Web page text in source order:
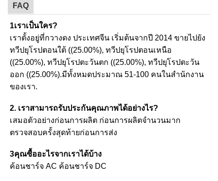
FAQ
1เราเป็นใคร?
เราตั้งอยู่ที่กวางดง ประเทศจีน เริ่มต้นจากปี 2014 ขายไปยัง
ทวีปยุโรปตอนใต้ ((25.00%), ทวีปยุโรปตอนเหนือ
((25.00%), ทวีปยุโรปตะวันตก ((25.00%), ทวีปยุโรปตะวัน
ออก ((25.00%).มีทั้งหมดประมาณ 51-100 คนในสํานักงาน
ของเรา.
2. เราสามารถรับประกันคุณภาพได้อย่างไร?
เสมอตัวอย่างก่อนการผลิต ก่อนการผลิตจํานวนมาก
ตรวจสอบครั้งสุดท้ายก่อนการส่ง
3คุณซื้ออะไรจากเราได้บ้าง
ค้อนชาร์จ AC ค้อนชาร์จ DC